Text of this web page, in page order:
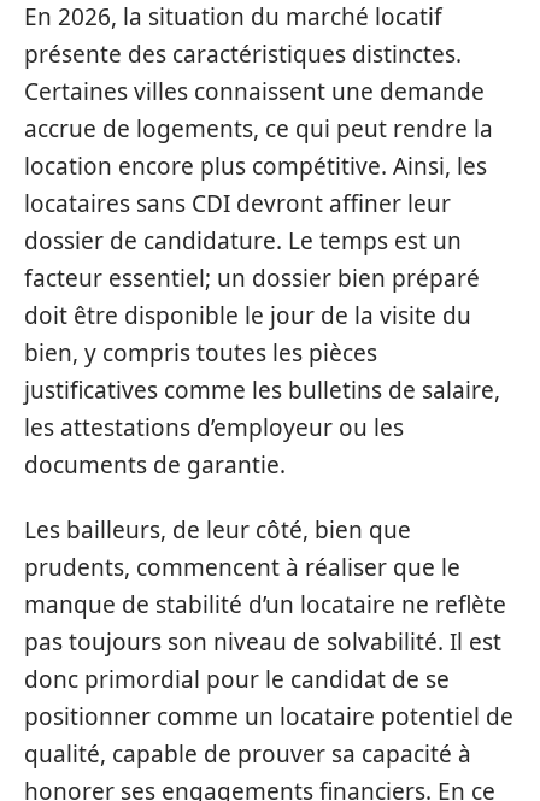
En 2026, la situation du marché locatif
présente des caractéristiques distinctes.
Certaines villes connaissent une demande
accrue de logements, ce qui peut rendre la
location encore plus compétitive. Ainsi, les
locataires sans CDI devront affiner leur
dossier de candidature. Le temps est un
facteur essentiel; un dossier bien préparé
doit être disponible le jour de la visite du
bien, y compris toutes les pièces
justificatives comme les bulletins de salaire,
les attestations d’employeur ou les
documents de garantie.
Les bailleurs, de leur côté, bien que
prudents, commencent à réaliser que le
manque de stabilité d’un locataire ne reflète
pas toujours son niveau de solvabilité. Il est
donc primordial pour le candidat de se
positionner comme un locataire potentiel de
qualité, capable de prouver sa capacité à
honorer ses engagements financiers. En ce